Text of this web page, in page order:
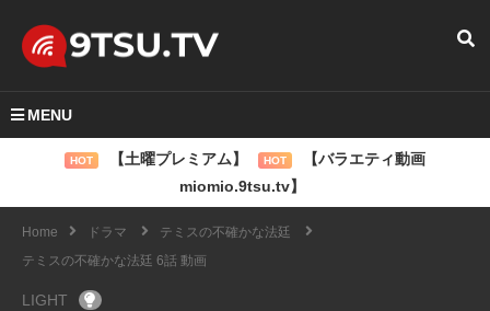
MENU
HOT 【土曜プレミアム】 HOT
【バラエティ動画
miomio.9tsu.tv】
Home ドラマ
テミスの不確かな法廷
テミスの不確かな法廷 6話 動画
LIGHT